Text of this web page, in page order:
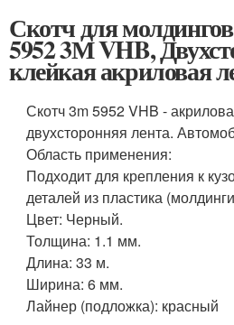
Скотч для
5952 3М VHB,
клейкая акриловая
Скотч 3m 5952 VHB -
двухсторонняя лента.
Область применения:
Подходит для крепления к
деталей из пластика
Цвет: Черный.
Толщина: 1.1 мм.
Длина: 33 м.
Ширина: 6 мм.
Лайнер (подложка): красный